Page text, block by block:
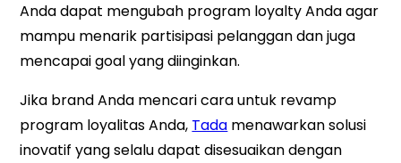
Anda dapat mengubah program loyalty Anda agar
mampu menarik partisipasi pelanggan dan juga
mencapai goal yang diinginkan.
Jika brand Anda mencari cara untuk revamp
program loyalitas Anda, Tada menawarkan solusi
inovatif yang selalu dapat disesuaikan dengan